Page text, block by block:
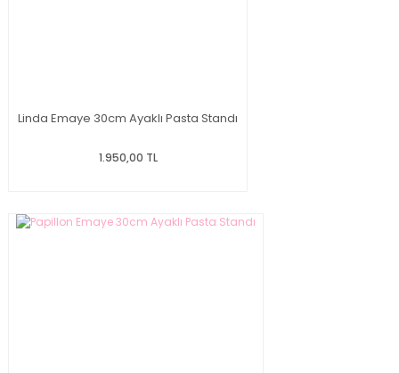
Linda Emaye 30cm Ayaklı Pasta Standı
1.950,00 TL